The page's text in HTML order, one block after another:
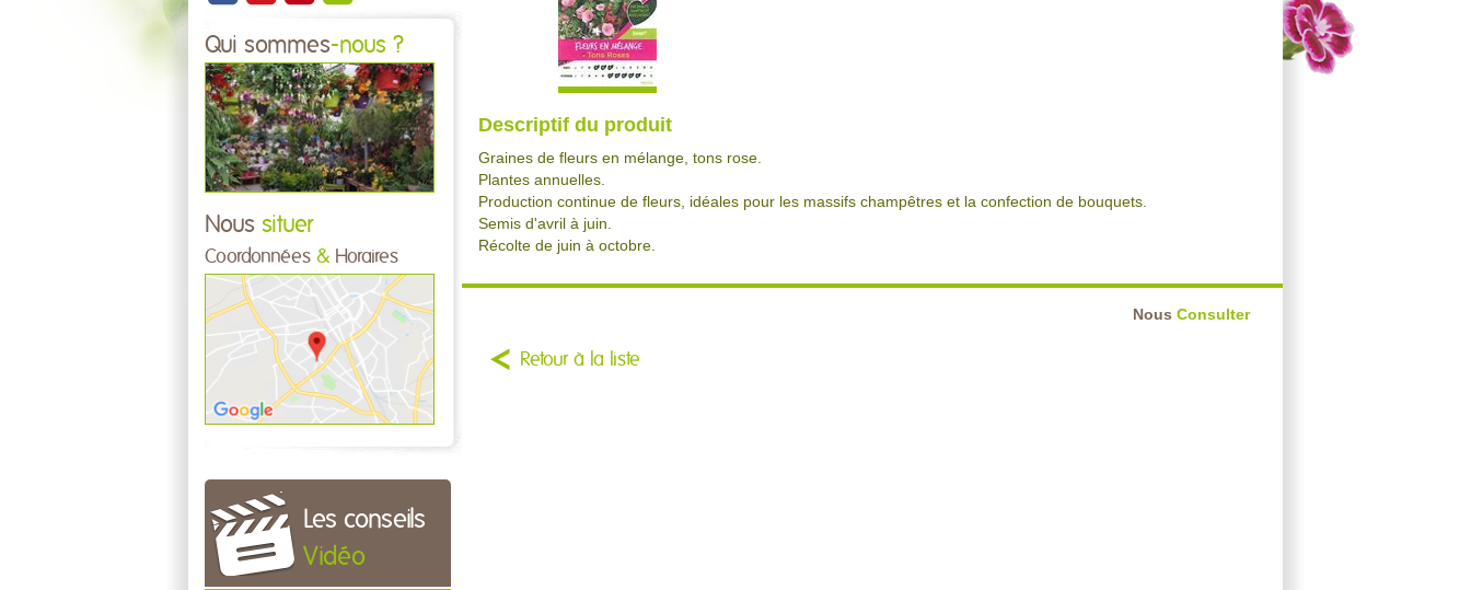
Qui sommes-nous ?
Nous situer
Coordonnées & Horaires
Les conseils
Vidéo
Descriptif du produit
Graines de fleurs en mélange, tons rose.
Plantes annuelles.
Production continue de fleurs, idéales pour les massifs champêtres et la confection de bouquets.
Semis d'avril à juin.
Récolte de juin à octobre.
Nous Consulter
Retour à la liste